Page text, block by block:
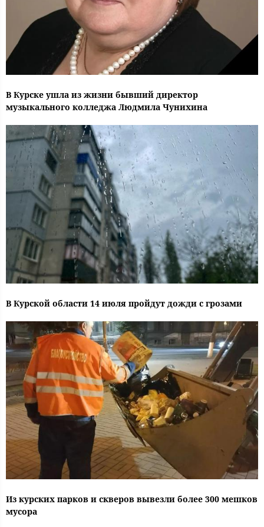
В Курске ушла из жизни бывший директор
музыкального колледжа Людмила Чунихина
В Курской области 14 июля пройдут дожди с грозами
Из курских парков и скверов вывезли более 300 мешков
мусора